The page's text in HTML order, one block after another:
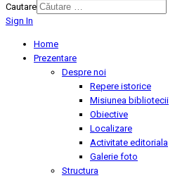
Cautare
Sign In
Home
Prezentare
Despre noi
Repere istorice
Misiunea bibliotecii
Obiective
Localizare
Activitate editoriala
Galerie foto
Structura